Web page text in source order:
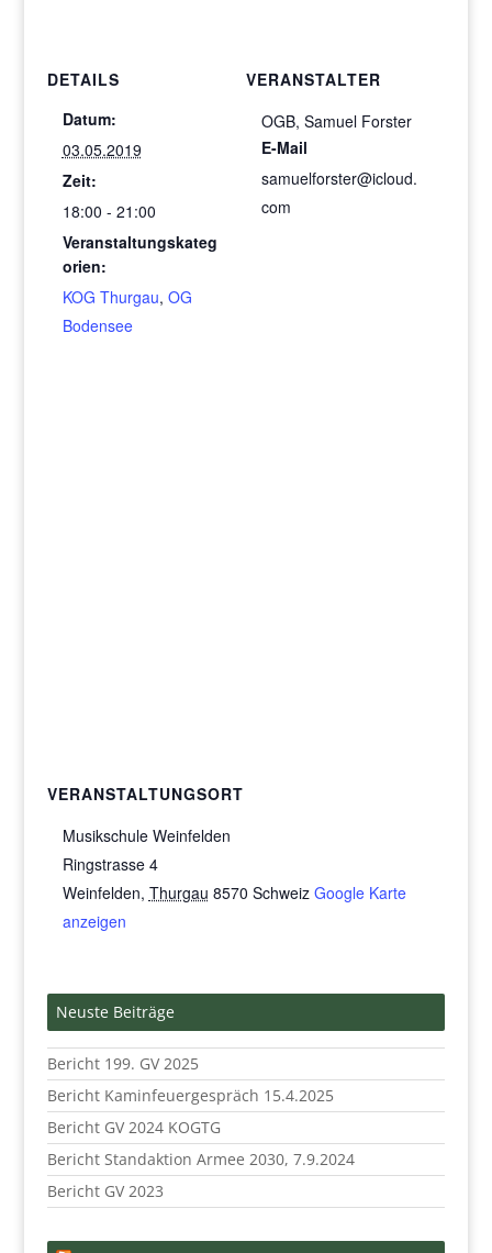
DETAILS
Datum:
03.05.2019
Zeit:
18:00 - 21:00
Veranstaltungskateg
orien:
KOG Thurgau, OG
Bodensee
VERANSTALTER
OGB, Samuel Forster
E-Mail
samuelforster@icloud.
com
VERANSTALTUNGSORT
Musikschule Weinfelden
Ringstrasse 4
Weinfelden, Thurgau 8570 Schweiz Google Karte
anzeigen
Neuste Beiträge
Bericht 199. GV 2025
Bericht Kaminfeuergespräch 15.4.2025
Bericht GV 2024 KOGTG
Bericht Standaktion Armee 2030, 7.9.2024
Bericht GV 2023